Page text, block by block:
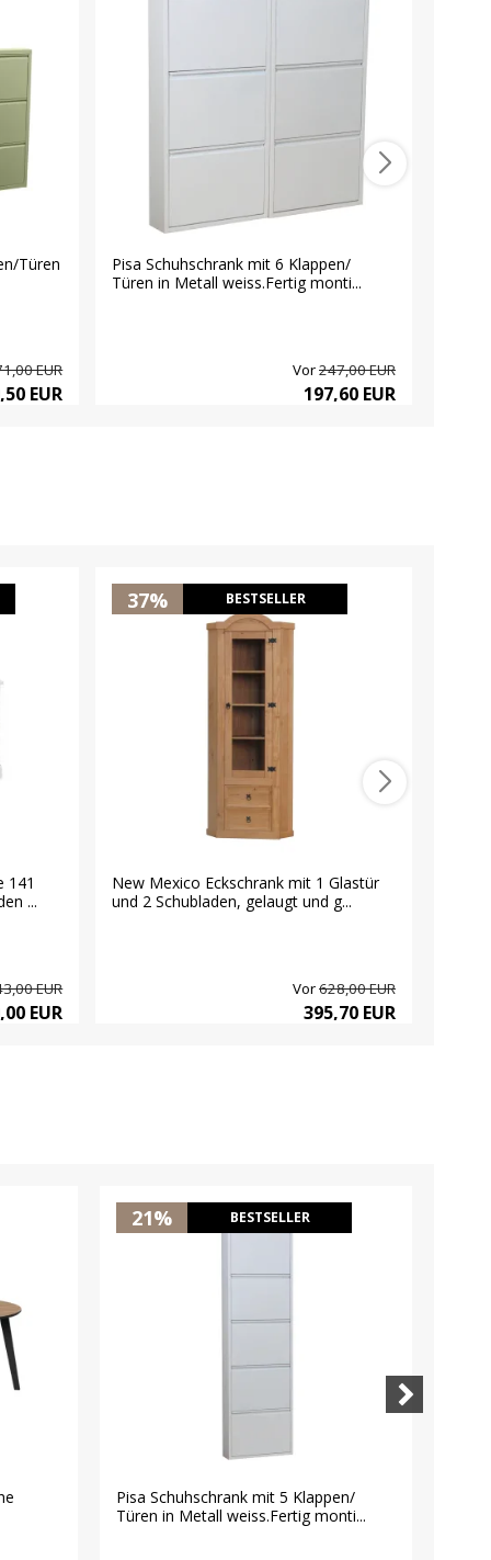
Türen
EUR
EUR
Pisa Schuhschrank mit 6 Klappen/
Türen in Metall weiss.Fertig monti...
Vor247,00 EUR
197,60 EUR
141
...
EUR
EUR
37% BESTSELLER
New Mexico Eckschrank mit 1 Glastür
und 2 Schubladen, gelaugt und g...
Vor628,00 EUR
395,70 EUR
21% BESTSELLER
Pisa Schuhschrank mit 5 Klappen/
Türen in Metall weiss.Fertig monti...